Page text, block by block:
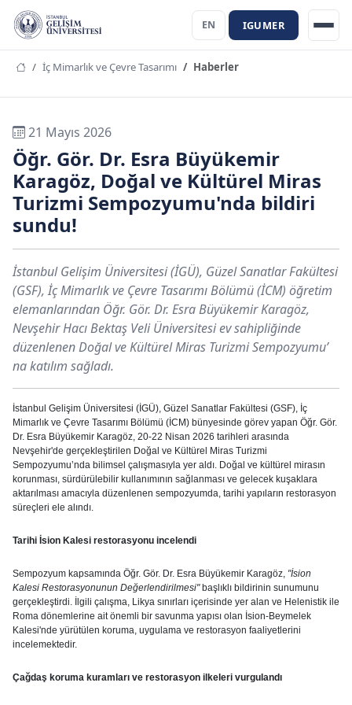
EN IGUMER
İç Mimarlık ve Çevre Tasarımı Haberler
21 Mayıs 2026
Öğr. Gör. Dr. Esra Büyükemir
Karagöz, Doğal ve Kültürel Miras
Turizmi Sempozyumu'nda bildiri
sundu!
İstanbul Gelişim Üniversitesi (İGÜ), Güzel Sanatlar Fakültesi
(GSF), İç Mimarlık ve Çevre Tasarımı Bölümü (İCM) öğretim
elemanlarından Öğr. Gör. Dr. Esra Büyükemir Karagöz,
Nevşehir Hacı Bektaş Veli Üniversitesi ev sahipliğinde
düzenlenen Doğal ve Kültürel Miras Turizmi Sempozyumu’
na katılım sağladı.
İstanbul Gelişim Üniversitesi (İGÜ), Güzel Sanatlar Fakültesi (GSF), İç
Mimarlık ve Çevre Tasarımı Bölümü (İCM) bünyesinde görev yapan Öğr. Gör.
Dr. Esra Büyükemir Karagöz, 20-22 Nisan 2026 tarihleri arasında
Nevşehir'de gerçekleştirilen Doğal ve Kültürel Miras Turizmi
Sempozyumu’nda bilimsel çalışmasıyla yer aldı. Doğal ve kültürel mirasın
korunması, sürdürülebilir kullanımının sağlanması ve gelecek kuşaklara
aktarılması amacıyla düzenlenen sempozyumda, tarihi yapıların restorasyon
süreçleri ele alındı.
Tarihi İsion Kalesi restorasyonu incelendi
Sempozyum kapsamında Öğr. Gör. Dr. Esra Büyükemir Karagöz, "İsion
Kalesi Restorasyonunun Değerlendirilmesi" başlıklı bildirinin sunumunu
gerçekleştirdi.
İlgili çalışma, Likya sınırları içerisinde yer alan ve Helenistik ile
Roma dönemlerine ait önemli bir savunma yapısı olan İsion-Beymelek
Kalesi'nde yürütülen koruma, uygulama ve restorasyon faaliyetlerini
incelemektedir.
Çağdaş koruma kuramları ve restorasyon ilkeleri vurgulandı